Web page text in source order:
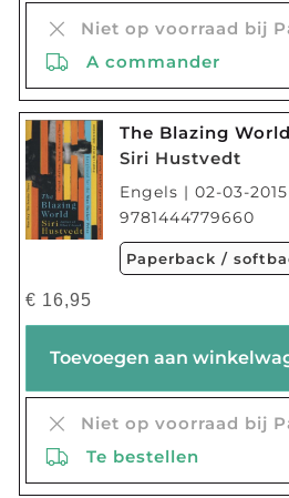
Niet op voorraad bij
A commander
The Blazing World
Siri Hustvedt
Engels | 02-03-
9781444779660
Paperback /
€ 16,95
Toevoegen aan
Niet op voorraad bij
Te bestellen